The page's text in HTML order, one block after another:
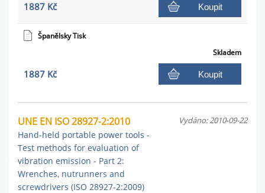
1887 Kč Koupit
Španělsky Tisk
Skladem
1887 Kč Koupit
UNE EN ISO 28927-2:2010
Hand-held portable power tools -
Test methods for evaluation of
vibration emission - Part 2:
Wrenches, nutrunners and
screwdrivers (ISO 28927-2:2009)
Vydáno: 2010-09-22